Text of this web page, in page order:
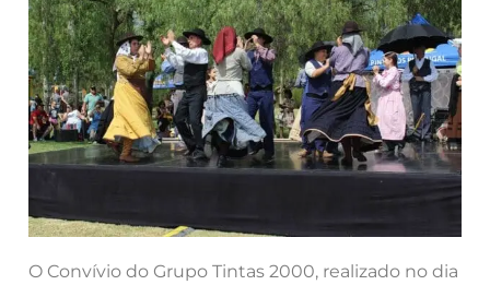
O Convívio do Grupo Tintas 2000, realizado no dia